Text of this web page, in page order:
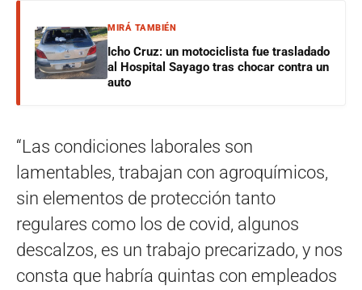
MIRÁ TAMBIÉN
Icho Cruz: un motociclista fue trasladado
al Hospital Sayago tras chocar contra un
auto
“Las condiciones laborales son
lamentables, trabajan con agroquímicos,
sin elementos de protección tanto
regulares como los de covid, algunos
descalzos, es un trabajo precarizado, y nos
consta que habría quintas con empleados